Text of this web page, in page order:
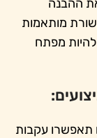
ההבנה
מותאמות
להיות מפתח
תאפשרו עקבות